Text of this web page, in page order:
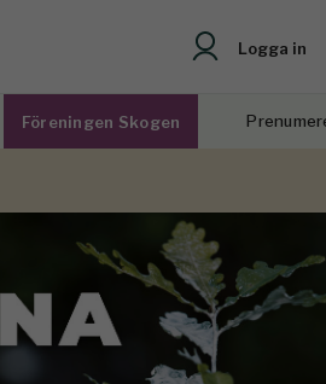
Logga in
Föreningen Skogen